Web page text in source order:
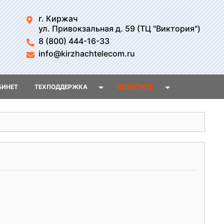
г. Киржач
ул. Привокзальная д. 59 (ТЦ "Виктория")
8 (800) 444-16-33
info@kirzhachtelecom.ru
ТЕХПОДДЕРЖКА ОПЛАТИТЬ